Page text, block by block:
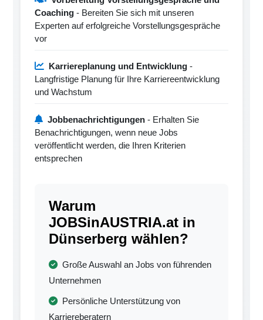
Coaching - Bereiten Sie sich mit unseren
Experten auf erfolgreiche Vorstellungsgespräche
vor
Karriereplanung und Entwicklung -
Langfristige Planung für Ihre Karriereentwicklung
und Wachstum
Jobbenachrichtigungen - Erhalten Sie
Benachrichtigungen, wenn neue Jobs
veröffentlicht werden, die Ihren Kriterien
entsprechen
Warum
JOBSinAUSTRIA.at in
Dünserberg wählen?
Große Auswahl an Jobs von führenden
Unternehmen
Persönliche Unterstützung von
Karriereberatern